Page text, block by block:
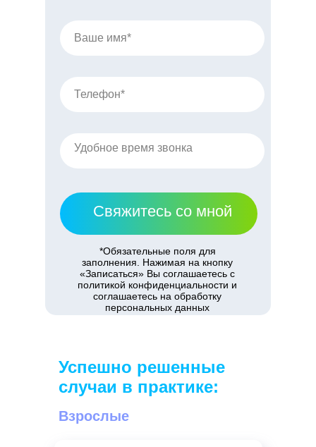
Свяжитесь со мной
*Обязательные поля для
заполнения. Нажимая на кнопку
«Записаться» Вы соглашаетесь с
политикой конфиденциальности и
соглашаетесь на обработку
персональных данных
Успешно решенные
случаи в практике:
Взрослые